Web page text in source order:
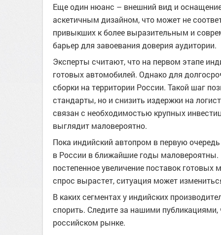
Еще один нюанс – внешний вид и
аскетичным дизайном, что может не
привыкших к более выразительным и
барьер для завоевания доверия аудитории.
Эксперты считают, что на первом этапе
готовых автомобилей. Однако для
сборки на территории России. Такой шаг
стандарты, но и снизить издержки на
связан с необходимостью крупных
выглядит маловероятно.
Пока индийский автопром в первую
в России в ближайшие годы
постепенное увеличение поставок
спрос вырастет, ситуация может
В каких сегментах у индийских
спорить. Следите за нашими
российском рынке.